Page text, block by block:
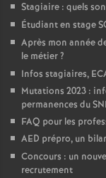
Stagiaire : quels
Étudiant en stage
Après mon année
le métier?
Infos stagiaires,
Mutations 2023 :
permanences du
FAQ pour les
AED prépro, un
Concours : un
recrutement